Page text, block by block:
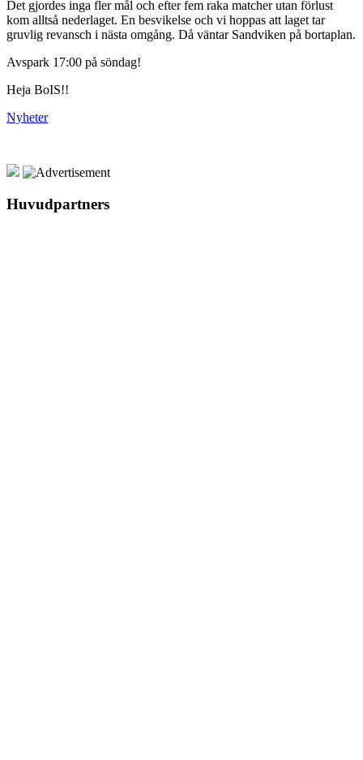
Det gjordes inga fler mål och efter fem raka matcher utan förlust
kom alltså nederlaget. En besvikelse och vi hoppas att laget tar
gruvlig revansch i nästa omgång. Då väntar Sandviken på bortaplan.
Avspark 17:00 på söndag!
Heja BoIS!!
Nyheter
Huvudpartners